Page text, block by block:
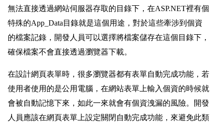
無法直接透過網站伺服器存取的目錄下，在ASP.NET裡有個
特殊的App_Data目錄就是這個用途，對於這些牽涉到個資
的檔案記錄，開發人員可以選擇將檔案儲存在這個目錄下，
確保檔案不會直接透過瀏覽器下載。
在設計網頁表單時，很多瀏覽器都有表單自動完成功能，若
使用者使用的是公用電腦，在網站表單上輸入個資的時候就
會被自動記憶下來，如此一來就會有個資洩漏的風險。開發
人員應該在網頁表單上設定關閉自動完成功能，來避免此類